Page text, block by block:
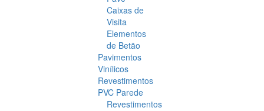
Caixas de
Visita
Elementos
de Betão
Pavimentos
Vinílicos
Revestimentos
PVC Parede
Revestimentos